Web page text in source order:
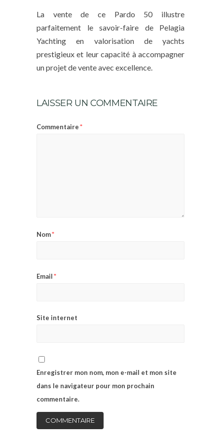
La vente de ce Pardo 50 illustre
parfaitement le savoir-faire de Pelagia
Yachting en valorisation de yachts
prestigieux et leur capacité à accompagner
un projet de vente avec excellence.
LAISSER UN COMMENTAIRE
Commentaire*
Nom*
Email*
Site internet
Enregistrer mon nom, mon e-mail et mon site
dans le navigateur pour mon prochain
commentaire.